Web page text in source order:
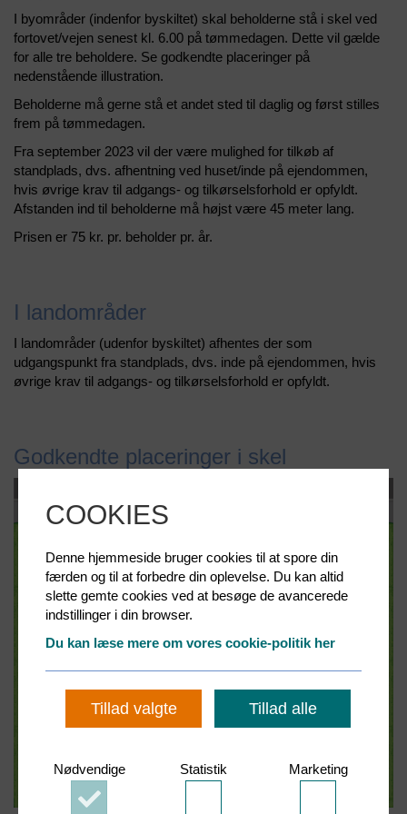
COOKIES
Denne hjemmeside bruger cookies til at spore din
færden og til at forbedre din oplevelse. Du kan altid
slette gemte cookies ved at besøge de avancerede
indstillinger i din browser.
Du kan læse mere om vores cookie-politik her
Tillad valgte Tillad alle
Nødvendige
Accepter
Nødvendige
Statistik
Marketing
Erhverv
Foreninger
&
Institutioner
os
Kontakt
os
I byområder (indenfor byskiltet) skal beholderne stå i skel ved
fortovet/vejen senest kl. 6.00 på tømmedagen. Dette vil gælde
for alle tre beholdere. Se godkendte placeringer på
nedenstående illustration.
Beholderne må gerne stå et andet sted til daglig og først stilles
frem på tømmedagen.
Fra september 2023 vil der være mulighed for tilkøb af
standplads, dvs. afhentning ved huset/inde på ejendommen,
hvis øvrige krav til adgangs- og tilkørselsforhold er opfyldt.
Afstanden ind til beholderne må højst være 45 meter lang.
Prisen er 75 kr. pr. beholder pr. år.
I landområder
I landområder (udenfor byskiltet) afhentes der som
udgangspunkt fra standplads, dvs. inde på ejendommen, hvis
øvrige krav til adgangs- og tilkørselsforhold er opfyldt.
Godkendte placeringer i skel